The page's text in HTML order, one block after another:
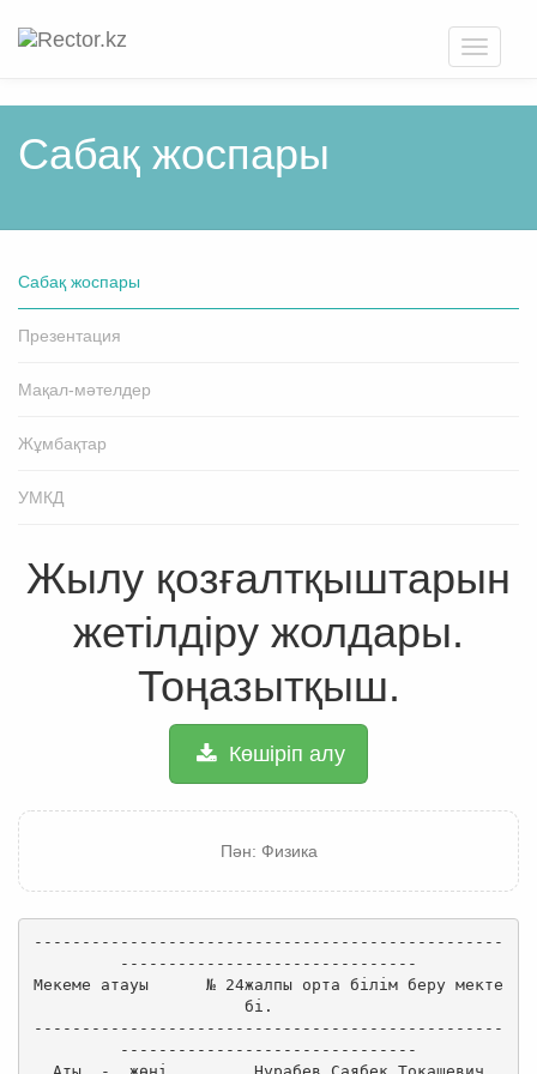
Toggle
Cабақ жоспары
Cабақ жоспары
Презентация
Мақал-мәтелдер
Жұмбақтар
УМКД
Жылу қозғалтқыштарын
жетілдіру жолдары.
Тоңазытқыш.
Көшіріп алу
Пән: Физика
-------------------------------------------------
-------------------------------
Мекеме атауы      № 24жалпы орта білім беру мекте
бі.
-------------------------------------------------
-------------------------------
Аты  -  жөні         Нурабев Саябек Токашевич